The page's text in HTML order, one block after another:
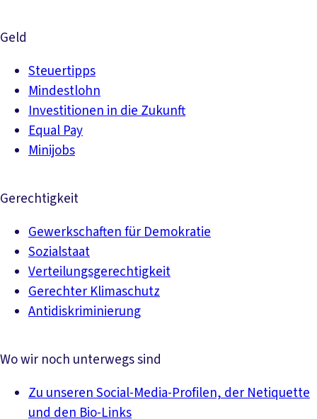
Geld
Steuertipps
Mindestlohn
Investitionen in die Zukunft
Equal Pay
Minijobs
Gerechtigkeit
Gewerkschaften für Demokratie
Sozialstaat
Verteilungsgerechtigkeit
Gerechter Klimaschutz
Antidiskriminierung
Wo wir noch unterwegs sind
Zu unseren Social-Media-Profilen, der Netiquette
und den Bio-Links